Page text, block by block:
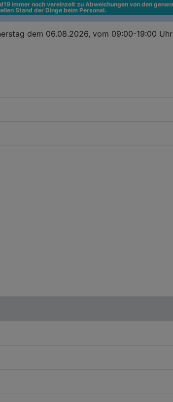
immer noch vereinzelt zu Abweichungen von den
Stand der Dinge beim Personal.
dem 06.08.2026, vom 09:00-19:00